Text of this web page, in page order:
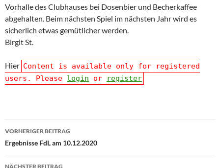
Vorhalle des Clubhauses bei Dosenbier und Becherkaffee
abgehalten. Beim nächsten Spiel im nächsten Jahr wird es
sicherlich etwas gemütlicher werden.
Birgit St.
Hier Content is available only for registered
users. Please login or register
Beitragsnavigation
VORHERIGER BEITRAG
Ergebnisse FdL am 10.12.2020
NÄCHSTER BEITRAG